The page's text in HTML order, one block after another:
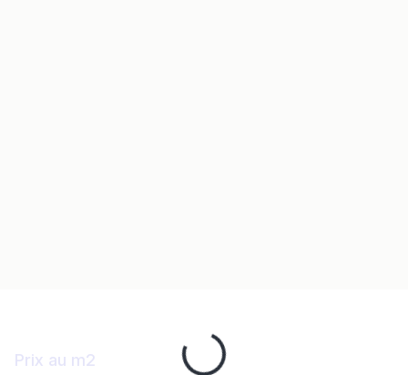
Loading...
Prix au m2